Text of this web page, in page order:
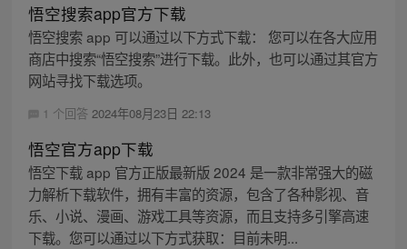
悟空搜索app官方下载
悟空搜索 app 可以通过以下方式下载： 您可以在各大应用
商店中搜索“悟空搜索”进行下载。此外，也可以通过其官方
网站寻找下载选项。
1 个回答 2024年08月23日 22:13
悟空官方app下载
悟空下载 app 官方正版最新版 2024 是一款非常强大的磁
力解析下载软件，拥有丰富的资源，包含了各种影视、音
乐、小说、漫画、游戏工具等资源，而且支持多引擎高速
下载。您可以通过以下方式获取：目前未明...